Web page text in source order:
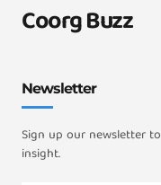
Coorg Buzz
Newsletter
Sign up our newsletter
insight.